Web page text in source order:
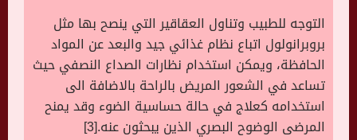
التوجه للطبيب وتناول العقاقير التي ينصح بها مثل
بروبرانولول اتباع نظام غذائي جيد والبعد عن المواد
الحافظة، ويمكن استخدام نظارات الصداع النصفي حيث
تساعد في الشعور المريض بالراحة بالاضافة الى
استخدامه كعلاج في حالة حساسية الضوء وقد يمنح
المرضى الوضوح البصري الذين يبحثون عنه.[3]